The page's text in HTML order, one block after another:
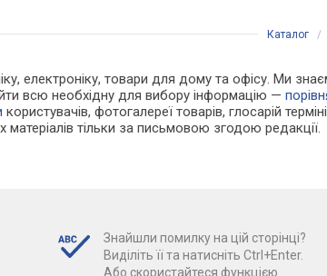
Каталог /
електроніку, товари для дому та офісу. Ми
всю необхідну для вибору інформацію —
користувачів, фотогалереї товарів, глосарій
тільки за письмовою згодою редакції.
Знайшли помилку на цій сторінці?
Виділіть її та натисніть Ctrl+Enter.
Або скористайтеся функцією